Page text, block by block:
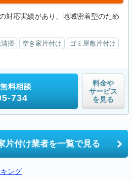
対応実績があり、地域密着型のため
掃 空き家片付け
ゴミ屋敷片付け
料相談
734
料金や
サービス
を見る
片付け業者を一覧で見る
ング